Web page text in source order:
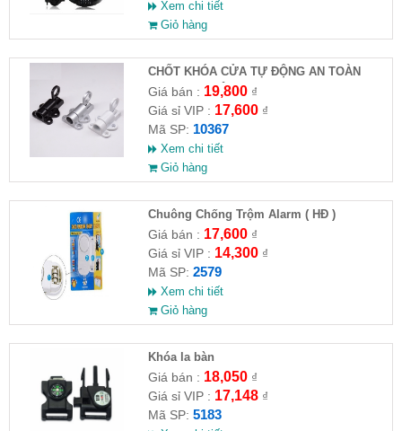
Xem chi tiết
Giỏ hàng
CHỐT KHÓA CỬA TỰ ĐỘNG AN TOÀN
HỢP KIM NHÔM( Full VAT )
Giá bán : 19,800₫
Giá sỉ VIP : 17,600₫
Mã SP: 10367
Xem chi tiết
Giỏ hàng
Chuông Chống Trộm Alarm ( HĐ )
Giá bán : 17,600₫
Giá sỉ VIP : 14,300₫
Mã SP: 2579
Xem chi tiết
Giỏ hàng
Khóa la bàn
Giá bán : 18,050₫
Giá sỉ VIP : 17,148₫
Mã SP: 5183